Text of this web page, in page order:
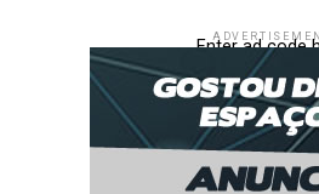
Enter ad code